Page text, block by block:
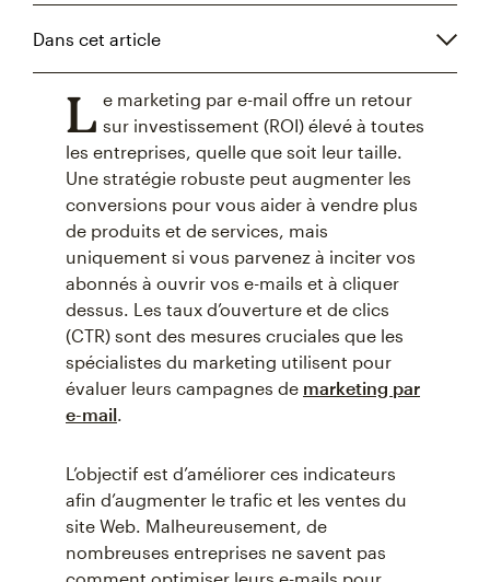
Dans cet article
L e marketing par e-mail offre un retour
sur investissement (ROI) élevé à toutes
les entreprises, quelle que soit leur taille.
Une stratégie robuste peut augmenter les
conversions pour vous aider à vendre plus
de produits et de services, mais
uniquement si vous parvenez à inciter vos
abonnés à ouvrir vos e-mails et à cliquer
dessus. Les taux d’ouverture et de clics
(CTR) sont des mesures cruciales que les
spécialistes du marketing utilisent pour
évaluer leurs campagnes de marketing par
e-mail.
L’objectif est d’améliorer ces indicateurs
afin d’augmenter le trafic et les ventes du
site Web. Malheureusement, de
nombreuses entreprises ne savent pas